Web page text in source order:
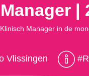
|
Manager in de
Vlissingen